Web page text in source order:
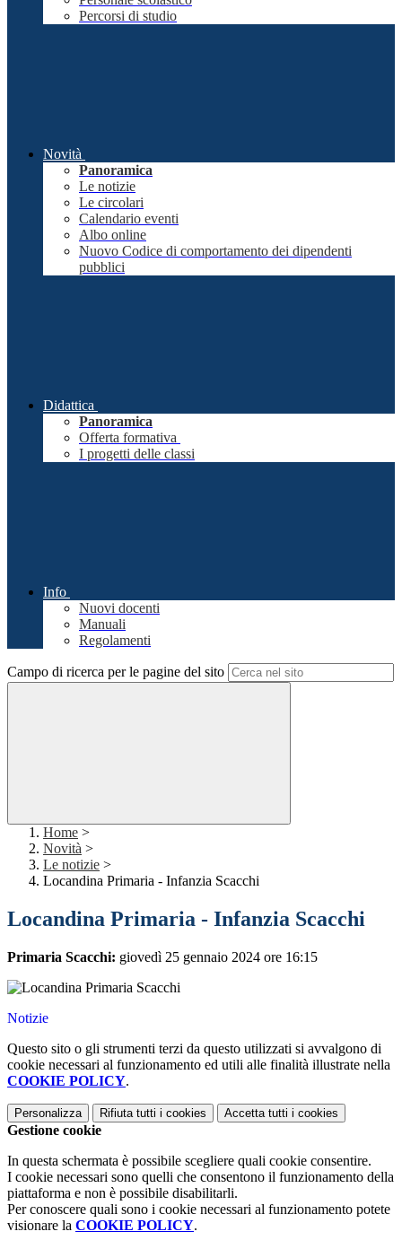
Percorsi di studio
Novità
Panoramica
Le notizie
Le circolari
Calendario eventi
Albo online
Nuovo Codice di comportamento dei dipendenti
pubblici
Didattica
Panoramica
Offerta formativa
I progetti delle classi
Info
Nuovi docenti
Manuali
Regolamenti
Campo di ricerca per le pagine del sito
Home >
Novità >
Le notizie >
Locandina Primaria - Infanzia Scacchi
Locandina Primaria - Infanzia Scacchi
Primaria Scacchi: giovedì 25 gennaio 2024 ore 16:15
Notizie
Questo sito o gli strumenti terzi da questo utilizzati si avvalgono di
cookie necessari al funzionamento ed utili alle finalità illustrate nella
COOKIE POLICY.
Personalizza Rifiuta tutti i cookies Accetta tutti i cookies
Gestione cookie
In questa schermata è possibile scegliere quali cookie consentire.
I cookie necessari sono quelli che consentono il funzionamento della
piattaforma e non è possibile disabilitarli.
Per conoscere quali sono i cookie necessari al funzionamento potete
visionare la COOKIE POLICY.